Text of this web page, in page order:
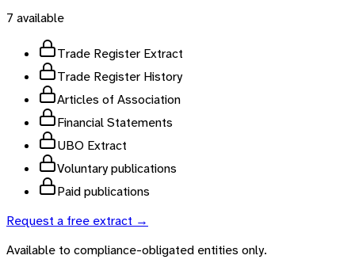
7 available
Trade Register Extract
Trade Register History
Articles of Association
Financial Statements
UBO Extract
Voluntary publications
Paid publications
Request a free extract →
Available to compliance-obligated entities only.